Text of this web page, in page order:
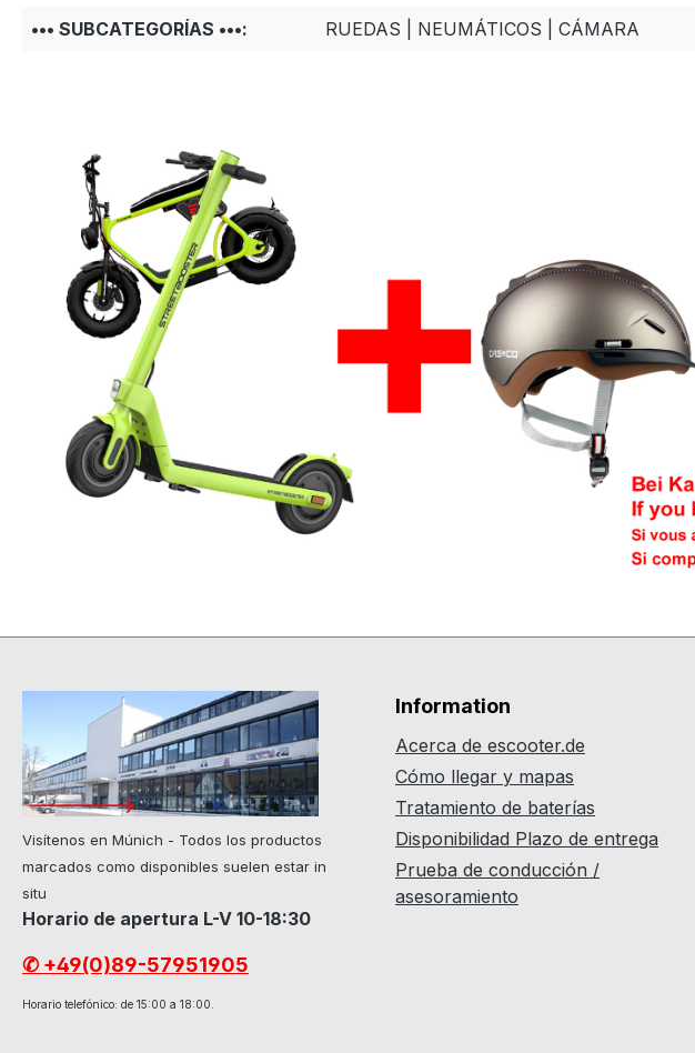
••• SUBCATEGORÍAS •••: RUEDAS | NEUMÁTICOS | CÁMARA
Visítenos en Múnich - Todos los productos
marcados como disponibles suelen estar in
situ
Horario de apertura L-V 10-18:30
✆ +49(0)89-57951905
Horario telefónico: de 15:00 a 18:00.
Information
Acerca de escooter.de
Cómo llegar y mapas
Tratamiento de baterías
Disponibilidad Plazo de entrega
Prueba de conducción /
asesoramiento